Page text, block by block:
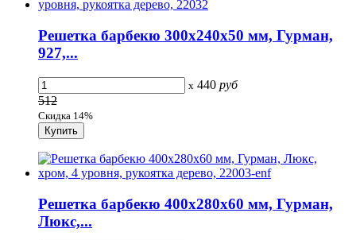
Решетка барбекю 300х240х50 мм, Гурман,
927,...
x 440 руб
512
Скидка 14%
Решетка барбекю 400х280х60 мм, Гурман,
Люкс,...